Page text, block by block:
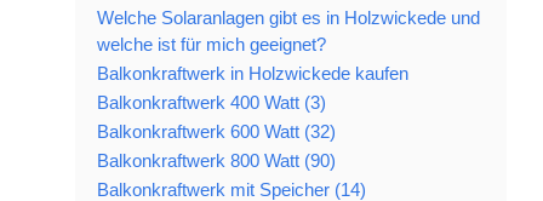
Welche Solaranlagen gibt es in Holzwickede und
welche ist für mich geeignet?
Balkonkraftwerk in Holzwickede kaufen
Balkonkraftwerk 400 Watt (3)
Balkonkraftwerk 600 Watt (32)
Balkonkraftwerk 800 Watt (90)
Balkonkraftwerk mit Speicher (14)